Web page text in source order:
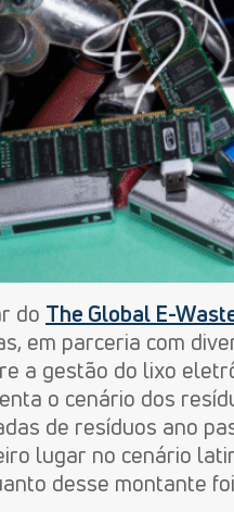
do The Global E-
em parceria com
a gestão do lixo
o cenário dos
de resíduos ano
lugar no cenário
desse montante